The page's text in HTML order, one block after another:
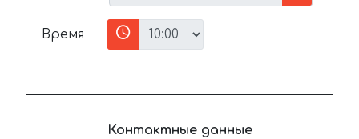
Время
Контактные данные